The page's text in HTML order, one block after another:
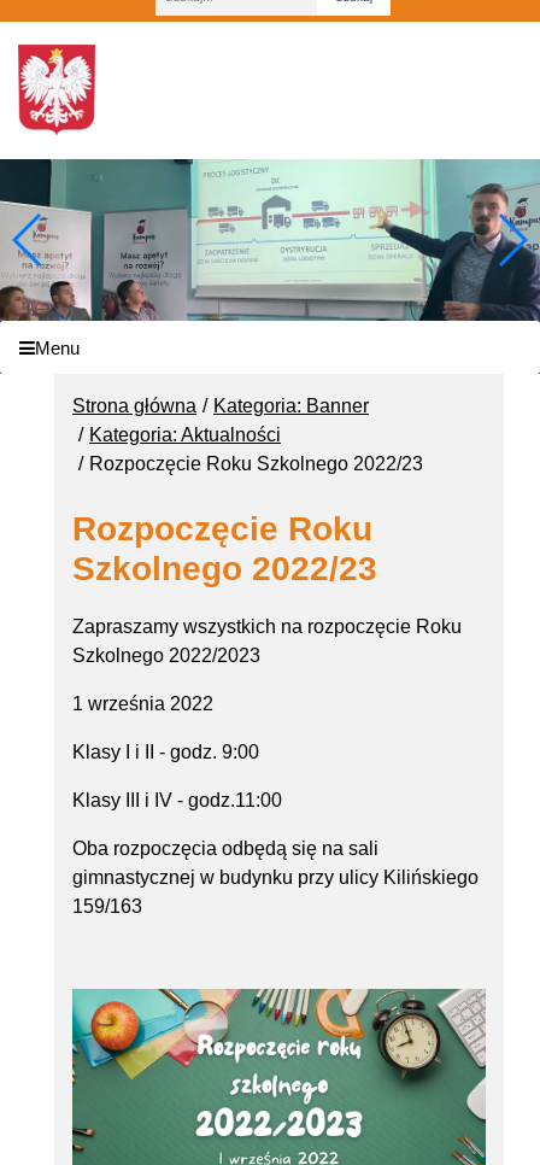
Menu
Strona główna
Kategoria: Banner
Kategoria: Aktualności
Rozpoczęcie Roku Szkolnego 2022/23
Rozpoczęcie Roku
Szkolnego 2022/23
Zapraszamy wszystkich na rozpoczęcie Roku
Szkolnego 2022/2023
1 września 2022
Klasy I i II - godz. 9:00
Klasy III i IV - godz.11:00
Oba rozpoczęcia odbędą się na sali
gimnastycznej w budynku przy ulicy Kilińskiego
159/163